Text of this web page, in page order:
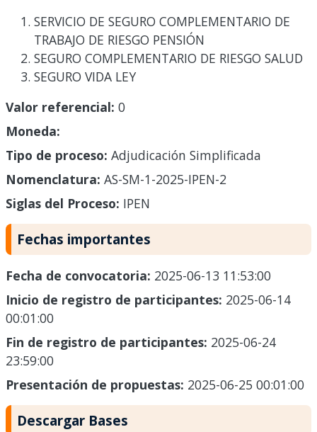
SERVICIO DE SEGURO COMPLEMENTARIO DE
TRABAJO DE RIESGO PENSIÓN
SEGURO COMPLEMENTARIO DE RIESGO SALUD
SEGURO VIDA LEY
Valor referencial: 0
Moneda:
Tipo de proceso: Adjudicación Simplificada
Nomenclatura: AS-SM-1-2025-IPEN-2
Siglas del Proceso: IPEN
Fechas importantes
Fecha de convocatoria: 2025-06-13 11:53:00
Inicio de registro de participantes: 2025-06-14
00:01:00
Fin de registro de participantes: 2025-06-24
23:59:00
Presentación de propuestas: 2025-06-25 00:01:00
Descargar Bases